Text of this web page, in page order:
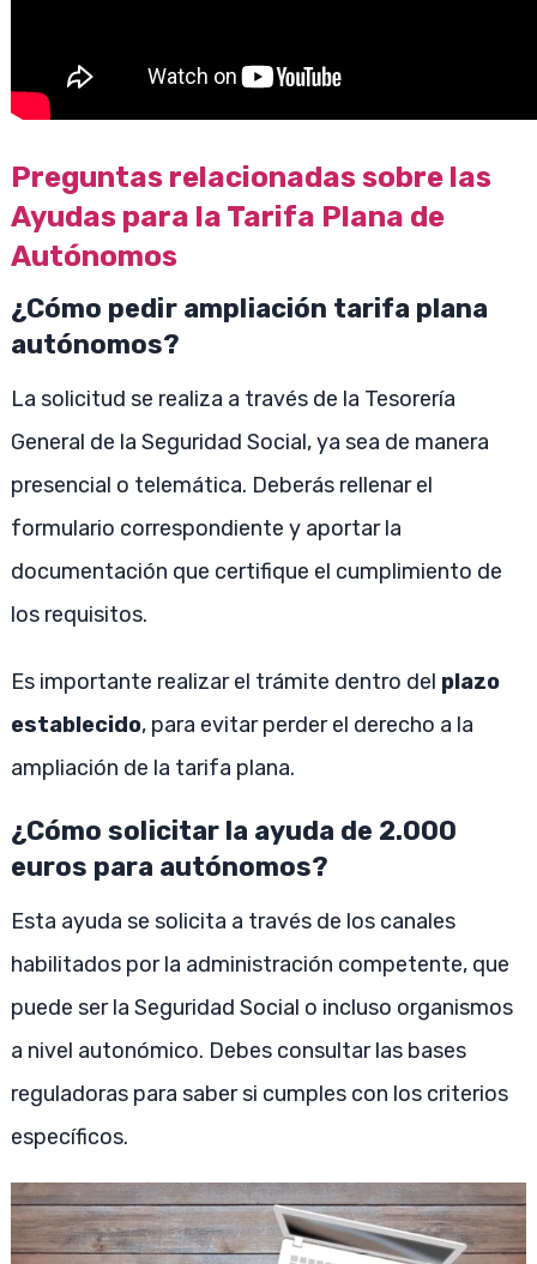
Preguntas relacionadas sobre las
Ayudas para la Tarifa Plana de
Autónomos
¿Cómo pedir ampliación tarifa plana
autónomos?
La solicitud se realiza a través de la Tesorería
General de la Seguridad Social, ya sea de manera
presencial o telemática. Deberás rellenar el
formulario correspondiente y aportar la
documentación que certifique el cumplimiento de
los requisitos.
Es importante realizar el trámite dentro del plazo
establecido, para evitar perder el derecho a la
ampliación de la tarifa plana.
¿Cómo solicitar la ayuda de 2.000
euros para autónomos?
Esta ayuda se solicita a través de los canales
habilitados por la administración competente, que
puede ser la Seguridad Social o incluso organismos
a nivel autonómico. Debes consultar las bases
reguladoras para saber si cumples con los criterios
específicos.